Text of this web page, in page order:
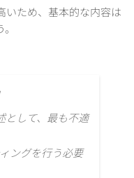
いため、基本的な内容は
として、最も不適
ングを行う必要